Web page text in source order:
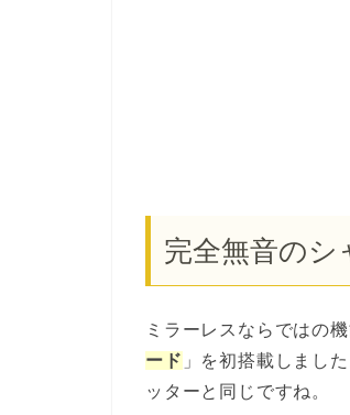
完全無音のシ
ミラーレスならではの
ード 」を初搭載しまし
ッターと同じですね。